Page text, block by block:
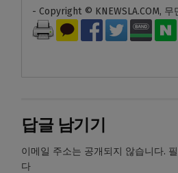
- Copyright © KNEWSLA.COM,
답글 남기기
이메일 주소는 공개되지 않습니다.
다